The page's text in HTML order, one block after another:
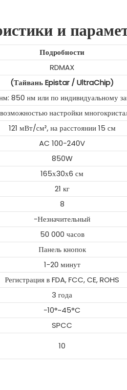
и
Подробности
RDMAX
(Тайвань Epistar / UltraChip)
850 нм или по индивидуальному
настройки
121 мВт/см², на расстоянии 15 см
AC 100-240V
850W
165х30х6 см
21 кг
8
-Незначительный
50 000 часов
Панель кнопок
1-20 минут
Регистрация в FDA, FCC, CE, ROHS
3 года
-10°~45°C
SPCC
10